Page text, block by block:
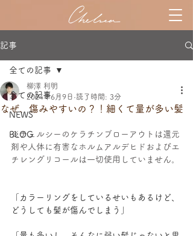
記事
全ての記事
NEWS
BLOG
全ての記事
なぜ、傷みやすいの？！細くて量が多い髪
柳澤 利明
2024年6月9日 読了時間: 3分
※チェルシーのケラチンブローアウトは還元
剤や人体に有害なホルムアルデヒドおよびエ
チレングリコールは一切使用していません。
「カラーリングをしているせいもあるけど、
どうしても髪が傷んでしまう」